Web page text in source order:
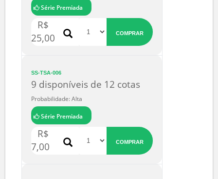
SS-XLF-061
32 disponíveis de 40 cotas
Probabilidade: Boa
R$
25,00 COMPRAR
SS-TSA-006
9 disponíveis de 12 cotas
Probabilidade: Alta